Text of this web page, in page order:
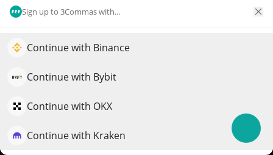
Sign up to 3Commas with...
Continue with Binance
Continue with Bybit
Continue with OKX
Continue with Kraken
9590
Chevron Corp (Dinari
Tokenized Stock)
$186.75
mercado
Impulsione o crescimento do seu portfólio com IA
QuantPilot é uma plataforma completa de estratégias onde
estratégias e conduzem pesquisas de mercado
Experimente grátis